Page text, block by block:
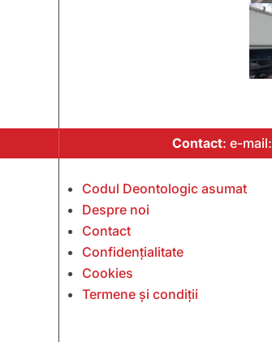
Contact: e-mail:
Codul Deontologic asumat
Despre noi
Contact
Confidențialitate
Cookies
Termene și condiții